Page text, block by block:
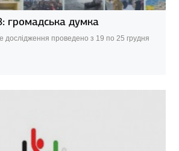
громадська думка
дослідження проведено з 19 по 25 грудня